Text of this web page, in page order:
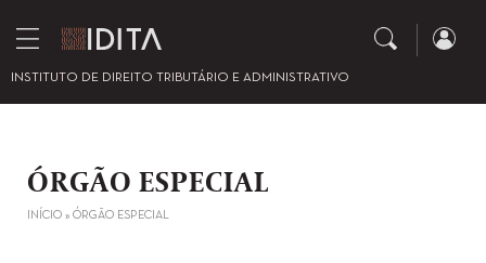
INSTITUTO DE DIREITO TRIBUTÁRIO E ADMINISTRATIVO
ÓRGÃO ESPECIAL
INÍCIO » ÓRGÃO ESPECIAL